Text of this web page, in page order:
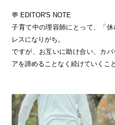
💬 EDITOR'S NOTE
子育て中の理容師にとって、「
レスになりがち。
ですが、お互いに助け合い、カ
アを諦めることなく続けていくこ